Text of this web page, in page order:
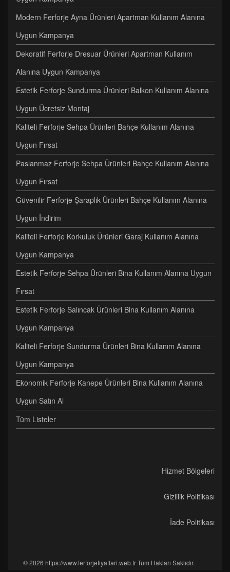
Modern Ferforje Ayna Ürünleri Apartman Kullanım Alanına
Uygun Kampanya
Dekoratif Ferforje Dresuar Ürünleri Apartman Kullanım
Alanına Uygun Kampanya
Estetik Ferforje Sundurma Ürünleri Balkon Kullanım Alanına
Uygun Ücretsiz Montaj
Kaliteli Ferforje Sehpa Ürünleri Bahçe Kullanım Alanına
Uygun Fırsat
Paslanmaz Ferforje Sehpa Ürünleri Bahçe Kullanım Alanına
Uygun Fırsat
Güvenilir Ferforje Şaraplık Ürünleri Bahçe Kullanım Alanına
Uygun İndirim
Kaliteli Ferforje Korkuluk Ürünleri Garaj Kullanım Alanına
Uygun Kampanya
Estetik Ferforje Sehpa Ürünleri Bina Kullanım Alanına Uygun
Fırsat
Estetik Ferforje Salıncak Ürünleri Bina Kullanım Alanına
Uygun Kampanya
Kaliteli Ferforje Sundurma Ürünleri Bina Kullanım Alanına
Uygun Kampanya
Ekonomik Ferforje Kanepe Ürünleri Bina Kullanım Alanına
Uygun Satın Al
Tüm Listeler
Hizmet Bölgeleri
Gizlilik Politikası
İade Politikası
© 2026 https://www.ferforjefiyatlari.web.tr Tüm Hakları Saklıdır.